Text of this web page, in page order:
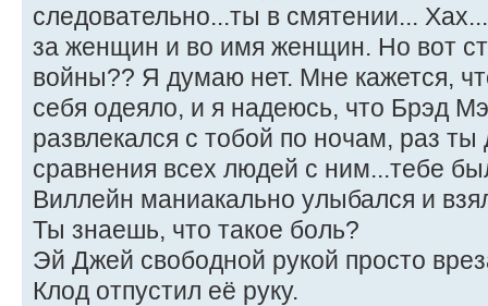
следовательно...ты в смятении...
за женщин и во имя женщин. Но вот
войны?? Я думаю нет. Мне кажется,
себя одеяло, и я надеюсь, что Брэд
развлекался с тобой по ночам, раз
сравнения всех людей с ним...тебе
Виллейн маниакально улыбался и
Ты знаешь, что такое боль?
Эй Джей свободной рукой просто
Клод отпустил её руку.